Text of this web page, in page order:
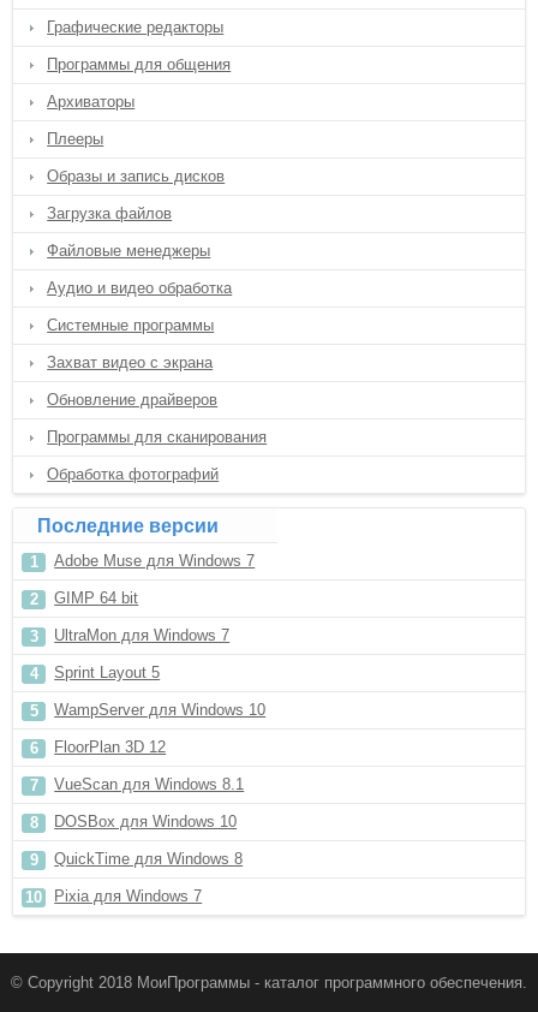
Графические редакторы
Программы для общения
Архиваторы
Плееры
Образы и запись дисков
Загрузка файлов
Файловые менеджеры
Аудио и видео обработка
Системные программы
Захват видео с экрана
Обновление драйверов
Программы для сканирования
Обработка фотографий
Последние версии
Adobe Muse для Windows 7
GIMP 64 bit
UltraMon для Windows 7
Sprint Layout 5
WampServer для Windows 10
FloorPlan 3D 12
VueScan для Windows 8.1
DOSBox для Windows 10
QuickTime для Windows 8
Pixia для Windows 7
© Copyright 2018 МоиПрограммы - каталог программного обеспечения.